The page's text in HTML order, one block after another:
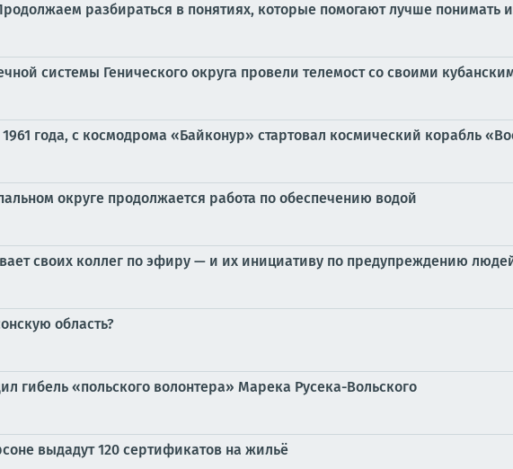
разбираться в понятиях, которые помогают лучше понимать
системы Генического округа провели телемост со своими
1961 года, с космодрома «Байконур» стартовал космический корабль
округе продолжается работа по обеспечению водой
своих коллег по эфиру — и их инициативу по предупреждению
область?
гибель «польского волонтера» Марека Русека-Вольского
выдадут 120 сертификатов на жильё